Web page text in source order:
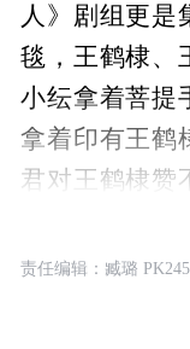
人》剧组更是
毯，王鹤棣、
小纭拿着菩提
拿着印有王鹤
君对王鹤棣赞
“许七安”。
IP盛典团建了。
责任编辑：臧璐 PK245